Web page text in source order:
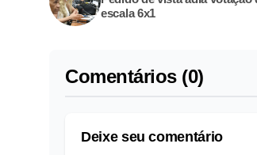
escala 6x1
Comentários (0)
Deixe seu comentário